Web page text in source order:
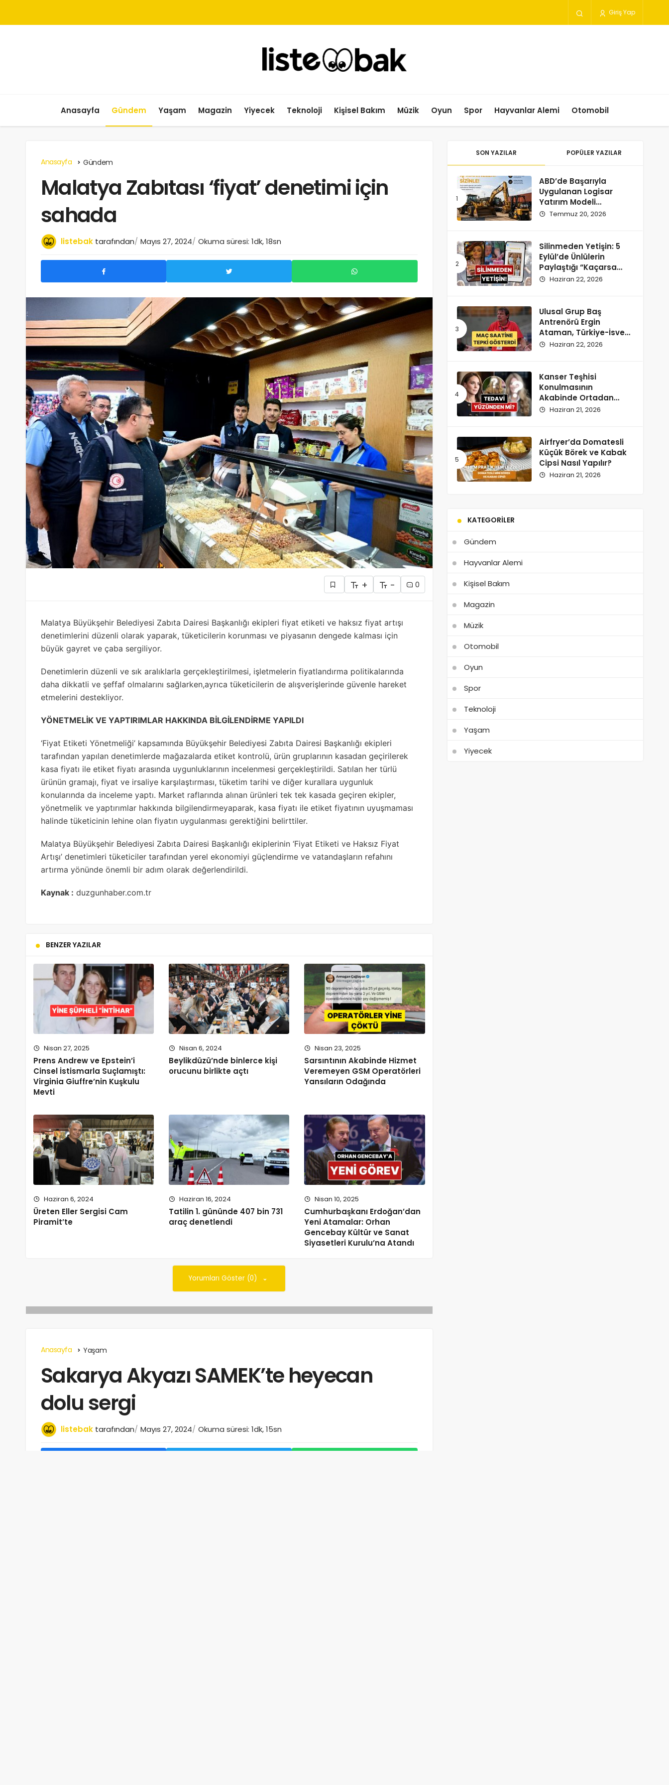
Giriş Yap
Anasayfa Gündem Yaşam Magazin Yiyecek Teknoloji Kişisel Bakım Müzik Oyun Spor Hayvanlar Alemi Otomobil
Anasayfa Gündem
Malatya Zabıtası ‘fiyat’ denetimi için
sahada
listebak tarafından Mayıs 27, 2024 Okuma süresi: 1dk, 18sn
+ - 0
Malatya Büyükşehir Belediyesi Zabıta Dairesi Başkanlığı ekipleri fiyat etiketi ve haksız fiyat artışı
denetimlerini düzenli olarak yaparak, tüketicilerin korunması ve piyasanın dengede kalması için
büyük gayret ve çaba sergiliyor.
Denetimlerin düzenli ve sık aralıklarla gerçekleştirilmesi, işletmelerin fiyatlandırma politikalarında
daha dikkatli ve şeffaf olmalarını sağlarken,ayrıca tüketicilerin de alışverişlerinde güvenle hareket
etmelerini destekliyor.
YÖNETMELİK VE YAPTIRIMLAR HAKKINDA BİLGİLENDİRME YAPILDI
‘Fiyat Etiketi Yönetmeliği’ kapsamında Büyükşehir Belediyesi Zabıta Dairesi Başkanlığı ekipleri
tarafından yapılan denetimlerde mağazalarda etiket kontrolü, ürün gruplarının kasadan geçirilerek
kasa fiyatı ile etiket fiyatı arasında uygunluklarının incelenmesi gerçekleştirildi. Satılan her türlü
ürünün gramajı, fiyat ve irsaliye karşılaştırması, tüketim tarihi ve diğer kurallara uygunluk
konularında da inceleme yaptı. Market raflarında alınan ürünleri tek tek kasada geçiren ekipler,
yönetmelik ve yaptırımlar hakkında bilgilendirmeyaparak, kasa fiyatı ile etiket fiyatının uyuşmaması
halinde tüketicinin lehine olan fiyatın uygulanması gerektiğini belirttiler.
Malatya Büyükşehir Belediyesi Zabıta Dairesi Başkanlığı ekiplerinin ‘Fiyat Etiketi ve Haksız Fiyat
Artışı’ denetimleri tüketiciler tarafından yerel ekonomiyi güçlendirme ve vatandaşların refahını
artırma yönünde önemli bir adım olarak değerlendirildi.
Kaynak : duzgunhaber.com.tr
BENZER YAZILAR
Nisan 27, 2025
Prens Andrew ve Epstein’i
Cinsel İstismarla Suçlamıştı:
Virginia Giuffre’nin Kuşkulu
Mevti
Nisan 6, 2024
Beylikdüzü’nde binlerce kişi
orucunu birlikte açtı
Nisan 23, 2025
Sarsıntının Akabinde Hizmet
Veremeyen GSM Operatörleri
Yansıların Odağında
Haziran 6, 2024
Üreten Eller Sergisi Cam
Piramit’te
Haziran 16, 2024
Tatilin 1. gününde 407 bin 731
araç denetlendi
Nisan 10, 2025
Cumhurbaşkanı Erdoğan’dan
Yeni Atamalar: Orhan
Gencebay Kültür ve Sanat
Siyasetleri Kurulu’na Atandı
Yorumları Göster (0)
Anasayfa Yaşam
Sakarya Akyazı SAMEK’te heyecan
dolu sergi
listebak tarafından Mayıs 27, 2024 Okuma süresi: 1dk, 15sn
SON YAZILAR POPÜLER YAZILAR
ABD’de Başarıyla
Uygulanan Logisar
Yatırım Modeli
Türkiye’ye Geliyor
Temmuz 20, 2026
Silinmeden Yetişin: 5
Eylül’de Ünlülerin
Paylaştığı “Kaçarsa
Yazık Olur” Temalı
Haziran 22, 2026
Ulusal Grup Baş
Antrenörü Ergin
Ataman, Türkiye-İsveç
Maçı Saatine
Haziran 22, 2026
Kanser Teşhisi
Konulmasının
Akabinde Ortadan
Kaybolan Kate
Doğurdu
Haziran 21, 2026
Airfryer’da Domatesli
Küçük Börek ve Kabak
Cipsi Nasıl Yapılır?
Haziran 21, 2026
KATEGORILER
Gündem
Hayvanlar Alemi
Kişisel Bakım
Magazin
Müzik
Otomobil
Oyun
Spor
Teknoloji
Yaşam
Yiyecek